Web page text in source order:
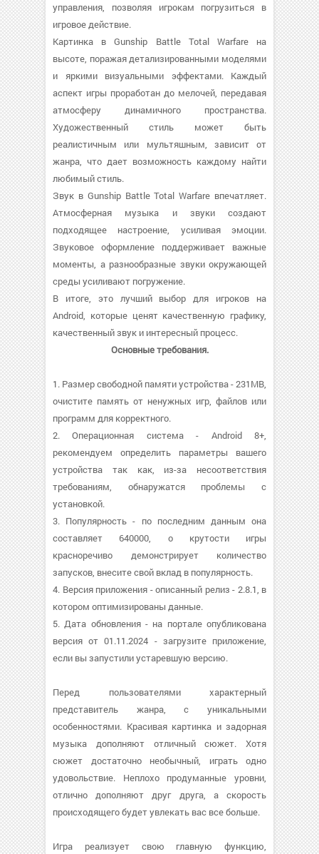
управления, позволяя игрокам погрузиться в
игровое действие.
Картинка в Gunship Battle Total Warfare на
высоте, поражая детализированными моделями
и яркими визуальными эффектами. Каждый
аспект игры проработан до мелочей, передавая
атмосферу динамичного пространства.
Художественный стиль может быть
реалистичным или мультяшным, зависит от
жанра, что дает возможность каждому найти
любимый стиль.
Звук в Gunship Battle Total Warfare впечатляет.
Атмосферная музыка и звуки создают
подходящее настроение, усиливая эмоции.
Звуковое оформление поддерживает важные
моменты, а разнообразные звуки окружающей
среды усиливают погружение.
В итоге, это лучший выбор для игроков на
Android, которые ценят качественную графику,
качественный звук и интересный процесс.
Основные требования.
1. Размер свободной памяти устройства - 231MB,
очистите память от ненужных игр, файлов или
программ для корректного.
2. Операционная система - Android 8+,
рекомендуем определить параметры вашего
устройства так как, из-за несоответствия
требованиям, обнаружатся проблемы с
установкой.
3. Популярность - по последним данным она
составляет 640000, о крутости игры
красноречиво демонстрирует количество
запусков, внесите свой вклад в популярность.
4. Версия приложения - описанный релиз - 2.8.1, в
котором оптимизированы данные.
5. Дата обновления - на портале опубликована
версия от 01.11.2024 - загрузите приложение,
если вы запустили устаревшую версию.
Перед пользователями характерный
представитель жанра, с уникальными
особенностями. Красивая картинка и задорная
музыка дополняют отличный сюжет. Хотя
сюжет достаточно необычный, играть одно
удовольствие. Неплохо продуманные уровни,
отлично дополняют друг друга, а скорость
происходящего будет увлекать вас все больше.
Игра реализует свою главную функцию,